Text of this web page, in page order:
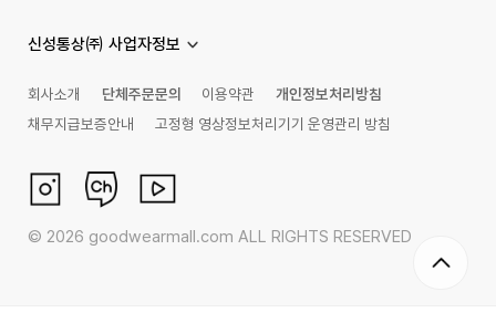
신성통상㈜ 사업자정보
회사소개 단체주문문의 이용약관
개인정보처리방침
채무지급보증안내
고정형 영상정보처리기기 운영관리 방침
© 2026 goodwearmall.com ALL RIGHTS RESERVED